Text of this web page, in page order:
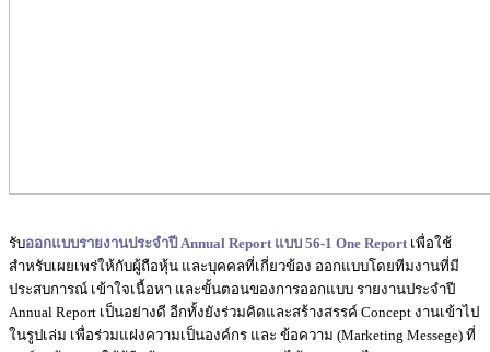
รับออกแบบรายงานประจำปี Annual Report แบบ 56-1 One Report เพื่อใช้
สำหรับเผยเพร่ให้กับผู้ถือหุ้น และบุคคลที่เกี่ยวข้อง ออกแบบโดยทีมงานที่มี
ประสบการณ์ เข้าใจเนื้อหา และขั้นตอนของการออกแบบ รายงานประจำปี
Annual Report เป็นอย่างดี อีกทั้งยังร่วมคิดและสร้างสรรค์ Concept งานเข้าไป
ในรูปเล่ม เพื่อร่วมแฝงความเป็นองค์กร และ ข้อความ (Marketing Messege) ที่